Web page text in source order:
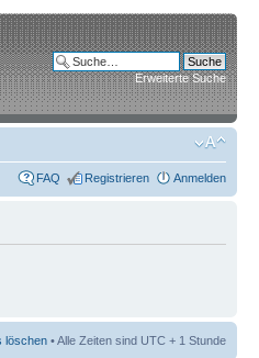
Erweiterte Suche
FAQ Registrieren Anmelden
löschen • Alle Zeiten sind UTC + 1 Stunde